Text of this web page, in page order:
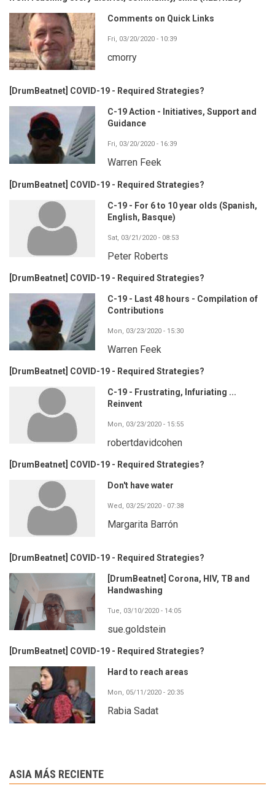
Comments on Quick Links
Fri, 03/20/2020 - 10:39
cmorry
[DrumBeatnet] COVID-19 - Required Strategies?
C-19 Action - Initiatives, Support and
Guidance
Fri, 03/20/2020 - 16:39
Warren Feek
[DrumBeatnet] COVID-19 - Required Strategies?
C-19 - For 6 to 10 year olds (Spanish,
English, Basque)
Sat, 03/21/2020 - 08:53
Peter Roberts
[DrumBeatnet] COVID-19 - Required Strategies?
C-19 - Last 48 hours - Compilation of
Contributions
Mon, 03/23/2020 - 15:30
Warren Feek
[DrumBeatnet] COVID-19 - Required Strategies?
C-19 - Frustrating, Infuriating ...
Reinvent
Mon, 03/23/2020 - 15:55
robertdavidcohen
[DrumBeatnet] COVID-19 - Required Strategies?
Don't have water
Wed, 03/25/2020 - 07:38
Margarita Barrón
[DrumBeatnet] COVID-19 - Required Strategies?
[DrumBeatnet] Corona, HIV, TB and
Handwashing
Tue, 03/10/2020 - 14:05
sue.goldstein
[DrumBeatnet] COVID-19 - Required Strategies?
Hard to reach areas
Mon, 05/11/2020 - 20:35
Rabia Sadat
ASIA MÁS RECIENTE